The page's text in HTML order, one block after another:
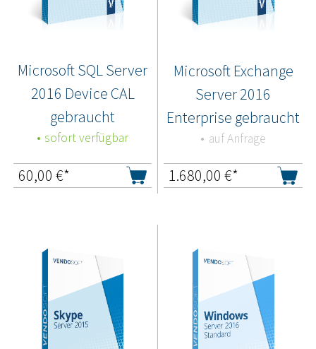
Microsoft SQL Server
2016 Device CAL
gebraucht
sofort verfügbar
60,00 €*
Microsoft Exchange
Server 2016
Enterprise gebraucht
auf Anfrage
1.680,00 €*